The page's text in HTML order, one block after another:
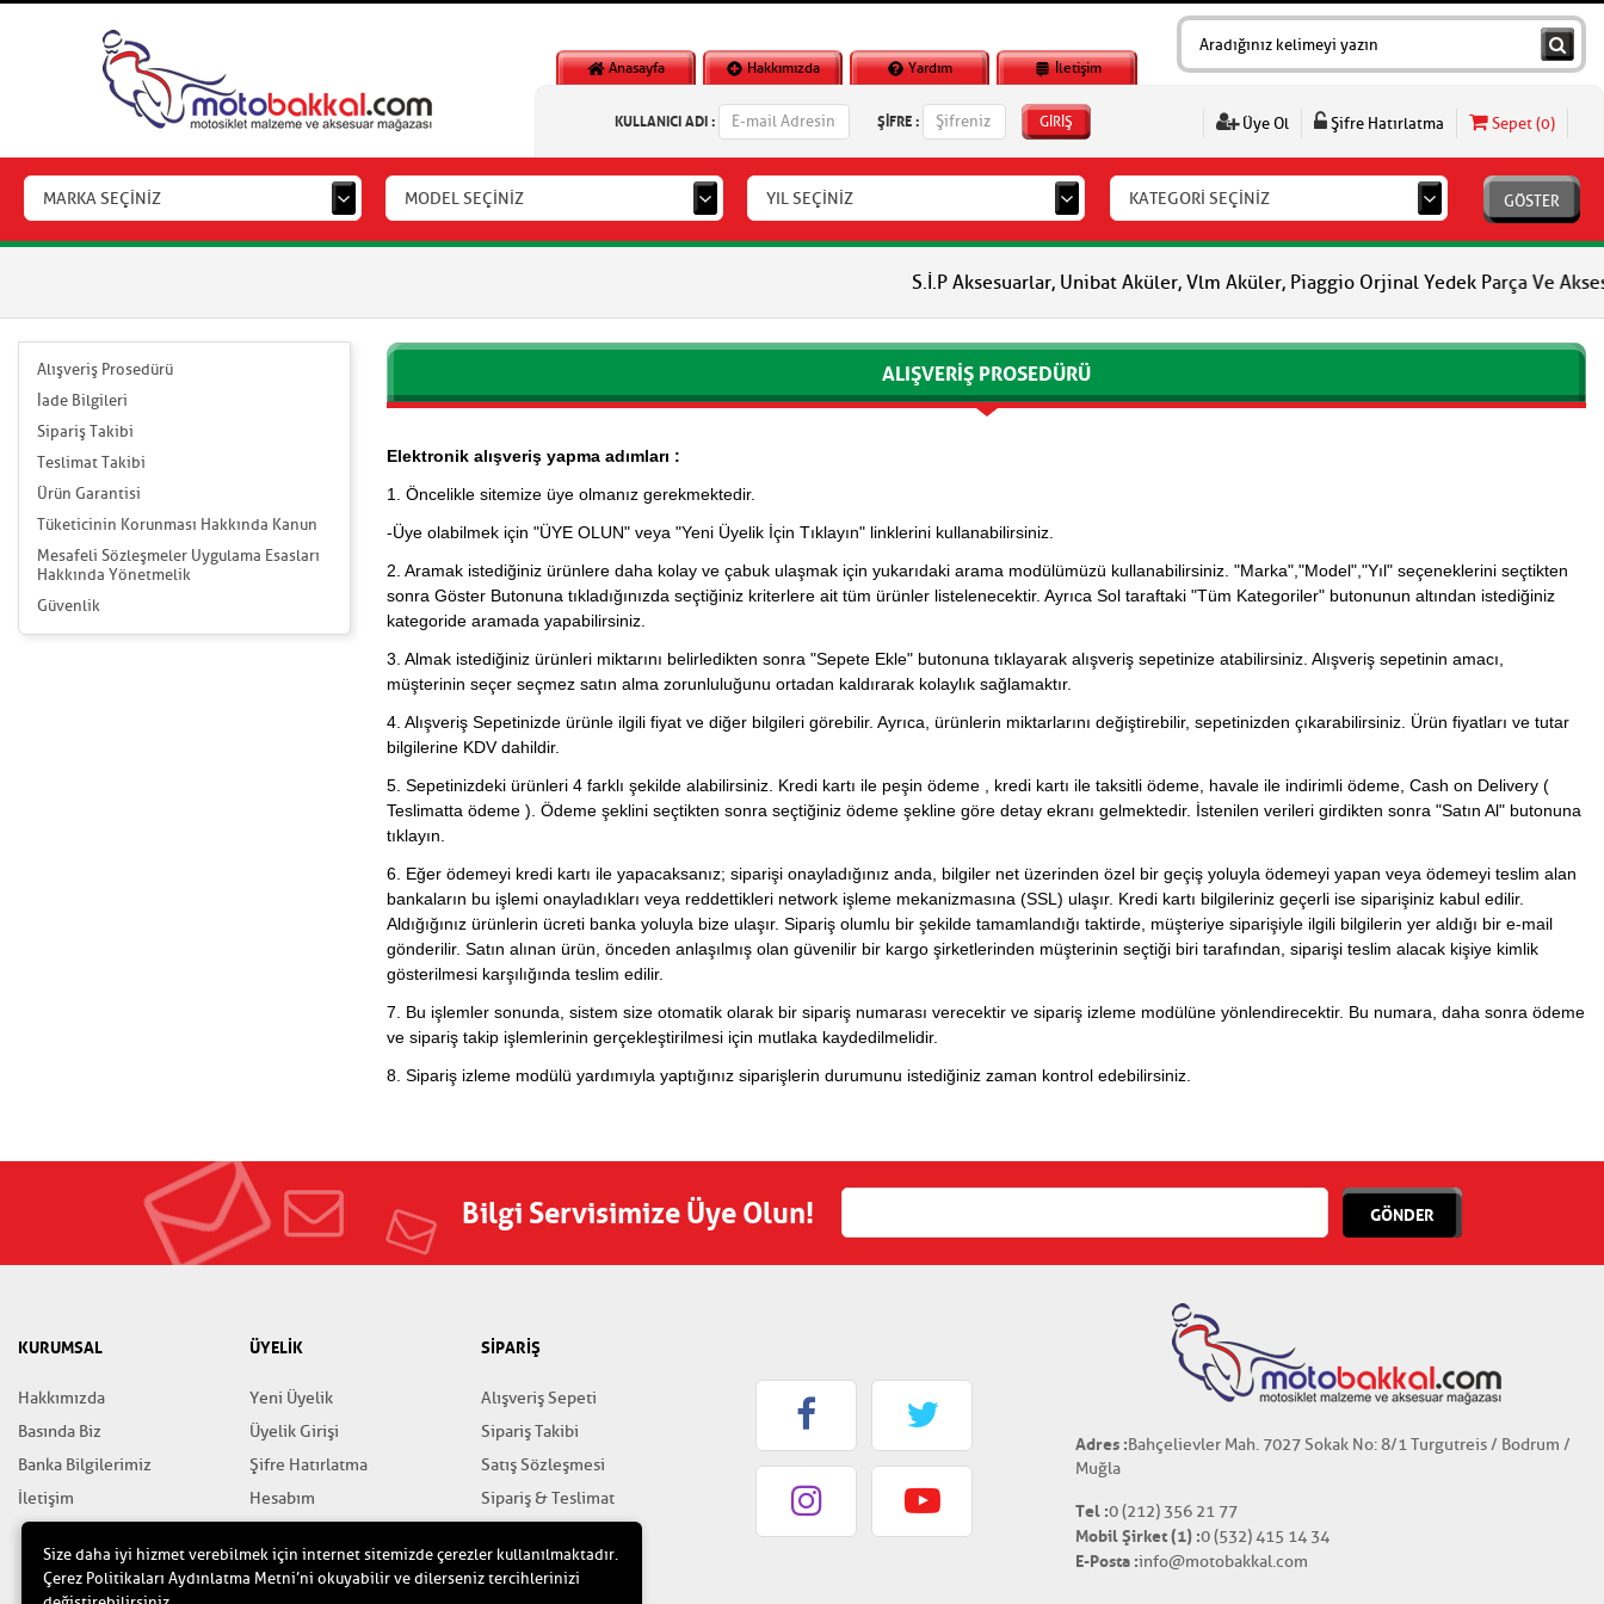
Anasayfa Hakkımızda Yardım İletişim
KULLANICI ADI : ŞİFRE : GİRİŞ Üye Ol Şifre Hatırlatma Sepet (0)
MARKA SEÇİNİZ MODEL SEÇİNİZ YIL SEÇİNİZ KATEGORİ SEÇİNİZ GÖSTER
S.İ.P Aksesuarlar, Unibat Aküler, Vlm Aküler, Piaggio Orjinal Yedek Parça Ve
Alışveriş Prosedürü
İade Bilgileri
Sipariş Takibi
Teslimat Takibi
Ürün Garantisi
Tüketicinin Korunması Hakkında Kanun
Mesafeli Sözleşmeler Uygulama Esasları
Hakkında Yönetmelik
Güvenlik
ALIŞVERIŞ PROSEDÜRÜ
Elektronik alışveriş yapma adımları :
1. Öncelikle sitemize üye olmanız gerekmektedir.
-Üye olabilmek için "ÜYE OLUN" veya "Yeni Üyelik İçin Tıklayın" linklerini kullanabilirsiniz.
2. Aramak istediğiniz ürünlere daha kolay ve çabuk ulaşmak için yukarıdaki arama modülümüzü kullanabilirsiniz. "Marka","Model","Yıl" seçeneklerini seçtikten
sonra Göster Butonuna tıkladığınızda seçtiğiniz kriterlere ait tüm ürünler listelenecektir. Ayrıca Sol taraftaki "Tüm Kategoriler" butonunun altından istediğiniz
kategoride aramada yapabilirsiniz.
3. Almak istediğiniz ürünleri miktarını belirledikten sonra "Sepete Ekle" butonuna tıklayarak alışveriş sepetinize atabilirsiniz. Alışveriş sepetinin amacı,
müşterinin seçer seçmez satın alma zorunluluğunu ortadan kaldırarak kolaylık sağlamaktır.
4. Alışveriş Sepetinizde ürünle ilgili fiyat ve diğer bilgileri görebilir. Ayrıca, ürünlerin miktarlarını değiştirebilir, sepetinizden çıkarabilirsiniz. Ürün fiyatları ve tutar
bilgilerine KDV dahildir.
5. Sepetinizdeki ürünleri 4 farklı şekilde alabilirsiniz. Kredi kartı ile peşin ödeme , kredi kartı ile taksitli ödeme, havale ile indirimli ödeme, Cash on Delivery (
Teslimatta ödeme ). Ödeme şeklini seçtikten sonra seçtiğiniz ödeme şekline göre detay ekranı gelmektedir. İstenilen verileri girdikten sonra "Satın Al" butonuna
tıklayın.
6. Eğer ödemeyi kredi kartı ile yapacaksanız; siparişi onayladığınız anda, bilgiler net üzerinden özel bir geçiş yoluyla ödemeyi yapan veya ödemeyi teslim alan
bankaların bu işlemi onayladıkları veya reddettikleri network işleme mekanizmasına (SSL) ulaşır. Kredi kartı bilgileriniz geçerli ise siparişiniz kabul edilir.
Aldığığınız ürünlerin ücreti banka yoluyla bize ulaşır. Sipariş olumlu bir şekilde tamamlandığı taktirde, müşteriye siparişiyle ilgili bilgilerin yer aldığı bir e-mail
gönderilir. Satın alınan ürün, önceden anlaşılmış olan güvenilir bir kargo şirketlerinden müşterinin seçtiği biri tarafından, siparişi teslim alacak kişiye kimlik
gösterilmesi karşılığında teslim edilir.
7. Bu işlemler sonunda, sistem size otomatik olarak bir sipariş numarası verecektir ve sipariş izleme modülüne yönlendirecektir. Bu numara, daha sonra ödeme
ve sipariş takip işlemlerinin gerçekleştirilmesi için mutlaka kaydedilmelidir.
8. Sipariş izleme modülü yardımıyla yaptığınız siparişlerin durumunu istediğiniz zaman kontrol edebilirsiniz.
Bilgi Servisimize Üye Olun! GÖNDER
KURUMSAL
Hakkımızda
Basında Biz
Banka Bilgilerimiz
İletişim
ÜYELİK
Yeni Üyelik
Üyelik Girişi
Şifre Hatırlatma
Hesabım
SİPARİŞ
Alışveriş Sepeti
Sipariş Takibi
Satış Sözleşmesi
Sipariş & Teslimat
Yardım
Adres :Bahçelievler Mah. 7027 Sokak No: 8/1 Turgutreis / Bodrum /
Muğla
Tel :0 (212) 356 21 77
Mobil Şirket (1) :0 (532) 415 14 34
E-Posta :info@motobakkal.com
Size daha iyi hizmet verebilmek için internet sitemizde çerezler kullanılmaktadır.
Çerez Politikaları Aydınlatma Metni’ni okuyabilir ve dilerseniz tercihlerinizi